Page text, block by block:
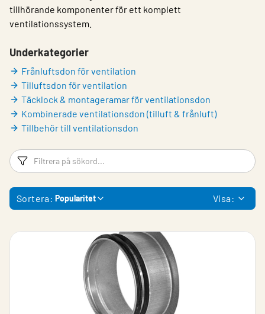
Choose languge
Sweden
tillhörande komponenter för ett komplett
ventilationssystem.
Underkategorier
Frånluftsdon för ventilation
Tilluftsdon för ventilation
Täcklock & montageramar för ventilationsdon
Kombinerade ventilationsdon (tilluft & frånluft)
Tillbehör till ventilationsdon
Filtreringsord
Sortera: Popularitet Visa: